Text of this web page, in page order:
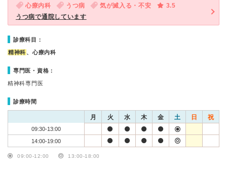
心療内科 うつ病 気が滅入る・不安
3.5
うつ病で通院しています
診療科目：
精神科 、心療内科
専門医・資格：
精神科専門医
診療時間
月 火 水 木 金 土 日 祝
09:30-13:00
14:00-19:00
09:00-12:00 13:00-18:00